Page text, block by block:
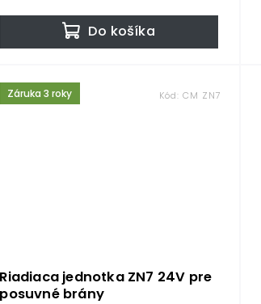
Do košíka
Záruka 3 roky
Riadiaca jednotka ZN7 24V pre
posuvné brány
Kód: CM ZN7